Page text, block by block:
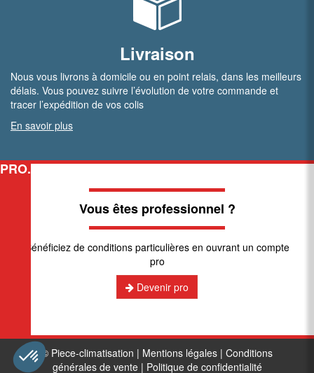
Livraison
Nous vous livrons à domicile ou en point relais, dans les meilleurs
délais. Vous pouvez suivre l’évolution de votre commande et
tracer l’expédition de vos colis
En savoir plus
PRO.
Vous êtes professionnel ?
Bénéficiez de conditions particulières en ouvrant un compte
pro
Devenir pro
© Piece-climatisation | Mentions légales | Conditions
générales de vente| Politique de confidentialité